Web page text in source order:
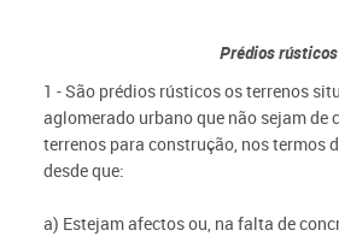
Prédios rústicos
1 - São prédios rústicos os terrenos
aglomerado urbano que não sejam de
terrenos para construção, nos termos
desde que:
a) Estejam afectos ou, na falta de